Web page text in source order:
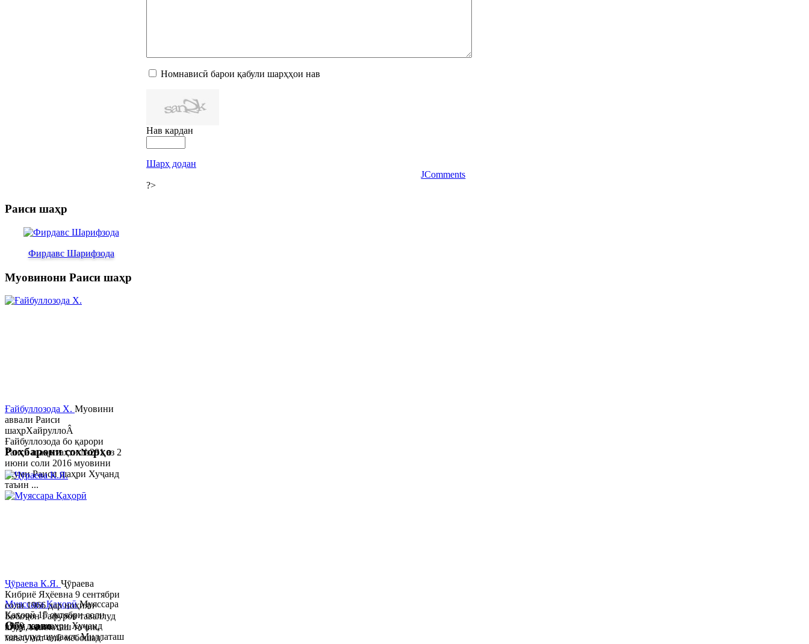
Номнависӣ барои қабули шарҳҳои нав
Нав кардан
Шарҳ додан
JComments
?>
Раиси шаҳр
Фирдавс Шарифзода
Муовинони Раиси шаҳр
Ғайбуллозода Х. Муовини
аввали Раиси
шаҳрХайруллоÂ
Ғайбуллозода бо қарори
Раиси шаҳр таҳти №281 аз 2
июни соли 2016 муовини
якуми Раиси шаҳри Хуҷанд
таъин ...
Муяссара ҚаҳорӣМуяссара
Қаҳорӣ 15 октябри соли
1979 дар шаҳри Хуҷанд
таваллуд шудааст. Миллаташ
Роҳбарони сохторҳо
Ҷӯраева К.Я. Ҷӯраева
Кибриё Яҳёевна 9 сентябри
соли 1966 дар ноҳияи
Бобоҷон Ғафуров таваллуд
шуда, миллаташ тоҷик,
маълумот олӣ мебошад.
Обу хаво